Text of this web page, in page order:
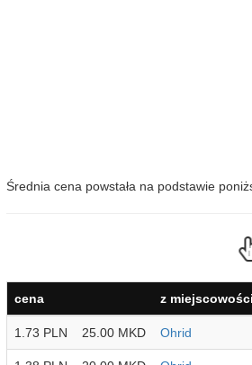
Średnia cena powstała na podstawie
cena z miejscowości
1.73 PLN 25.00 MKD Ohrid